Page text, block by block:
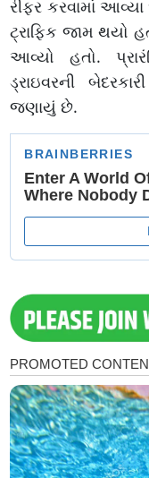
રીફર કરવામાં
ટ્રાફિક જામ થયો
આવ્યો હતો.
ડ્રાઇવરની
જણાયું છે.